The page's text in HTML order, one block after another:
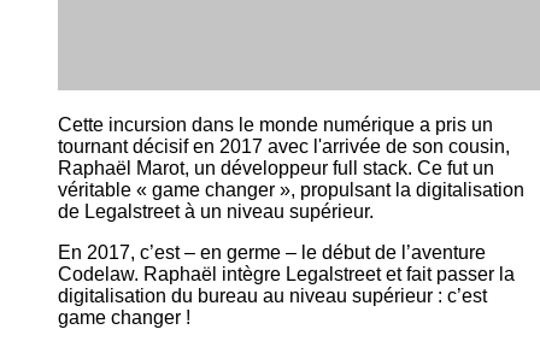
Cette incursion dans le monde numérique a pris un
tournant décisif en 2017 avec l'arrivée de son cousin,
Raphaël Marot, un développeur full stack. Ce fut un
véritable « game changer », propulsant la digitalisation
de Legalstreet à un niveau supérieur.
En 2017, c’est – en germe – le début de l’aventure
Codelaw. Raphaël intègre Legalstreet et fait passer la
digitalisation du bureau au niveau supérieur : c’est
game changer !